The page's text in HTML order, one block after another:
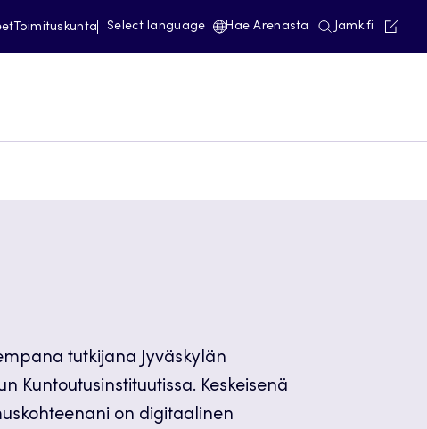
Toimituskunta Select language Hae Arenasta Jamk.fi
tutkijana Jyväskylän
Kuntoutusinstituutissa. Keskeisenä
on digitaalinen